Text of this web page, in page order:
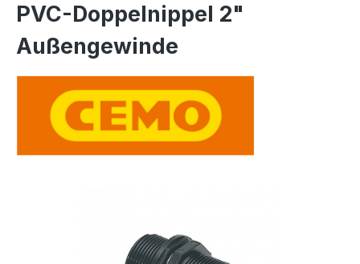
PVC-Doppelnippel 2"
Außengewinde